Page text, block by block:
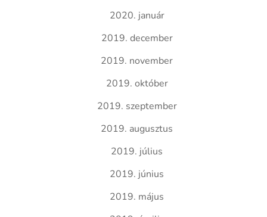
2020. január
2019. december
2019. november
2019. október
2019. szeptember
2019. augusztus
2019. július
2019. június
2019. május